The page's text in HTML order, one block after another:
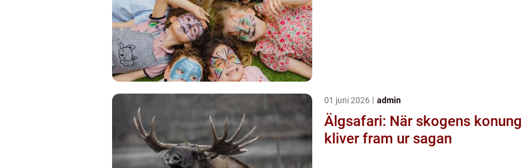
01 juni 2026 admin
Älgsafari: När skogens konung
kliver fram ur sagan